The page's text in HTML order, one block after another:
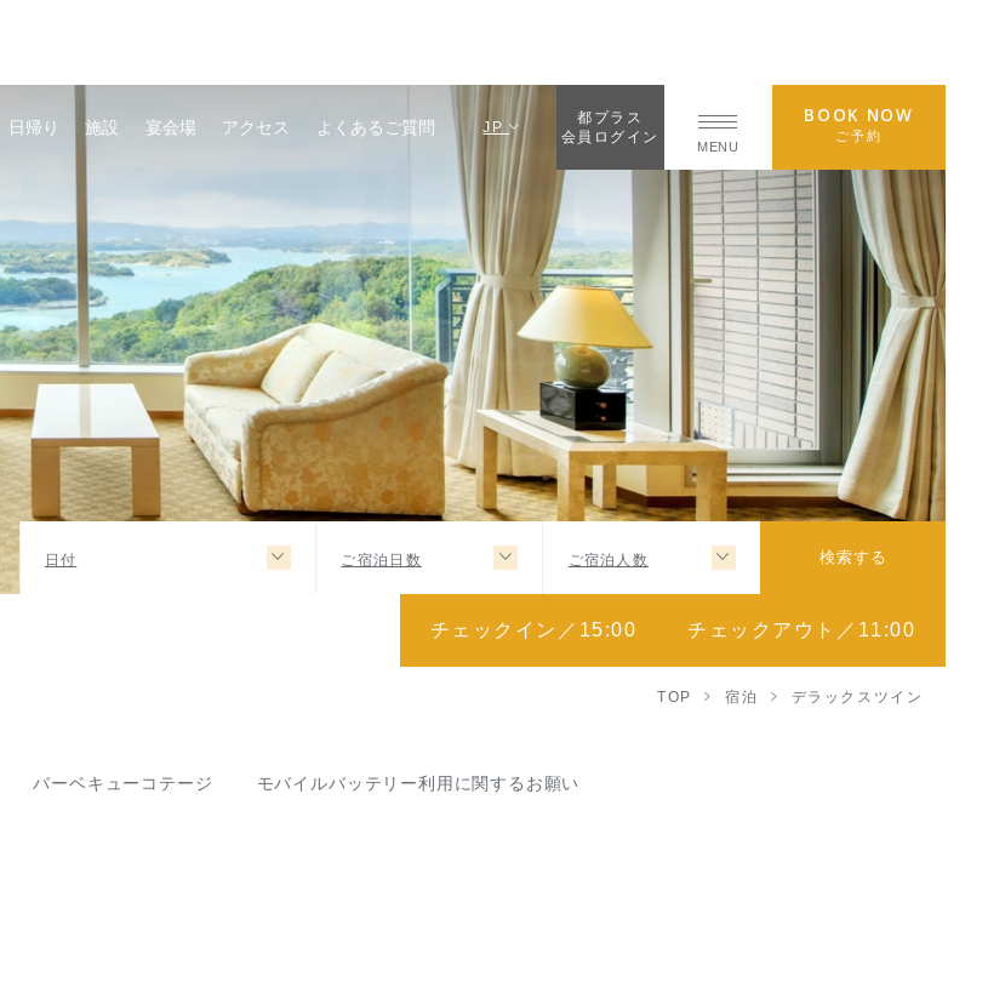
日帰り 施設 宴会場 アクセス よくあるご質問 JP
都プラス
会員ログイン
MENU
BOOK NOW
ご予約
日付 ご宿泊日数 ご宿泊人数 検索する
チェックイン／15:00 チェックアウト／11:00
TOP 宿泊 デラックスツイン
バーベキューコテージ モバイルバッテリー利用に関するお願い